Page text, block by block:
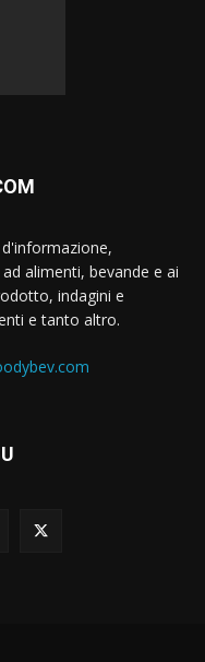
alimenti, bevande e ai
indagini e
e tanto altro.